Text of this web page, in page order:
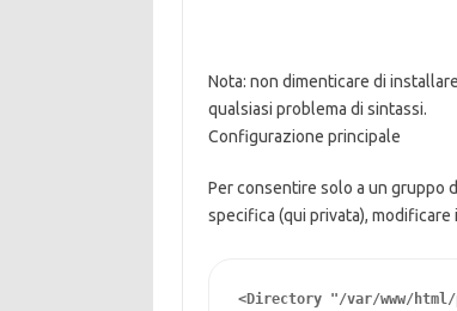
Nota: non dimenticare di
qualsiasi problema di sintassi.
Configurazione principale
Per consentire solo a un gruppo
specifica (qui privata), modificare
<Directory "/var/www/